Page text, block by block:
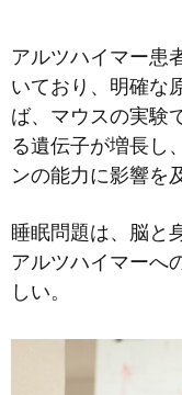
アルツハイマー患
いており、明確な
ば、マウスの実験
る遺伝子が増長し
ンの能力に影響を
睡眠問題は、脳と
アルツハイマーへ
しい。